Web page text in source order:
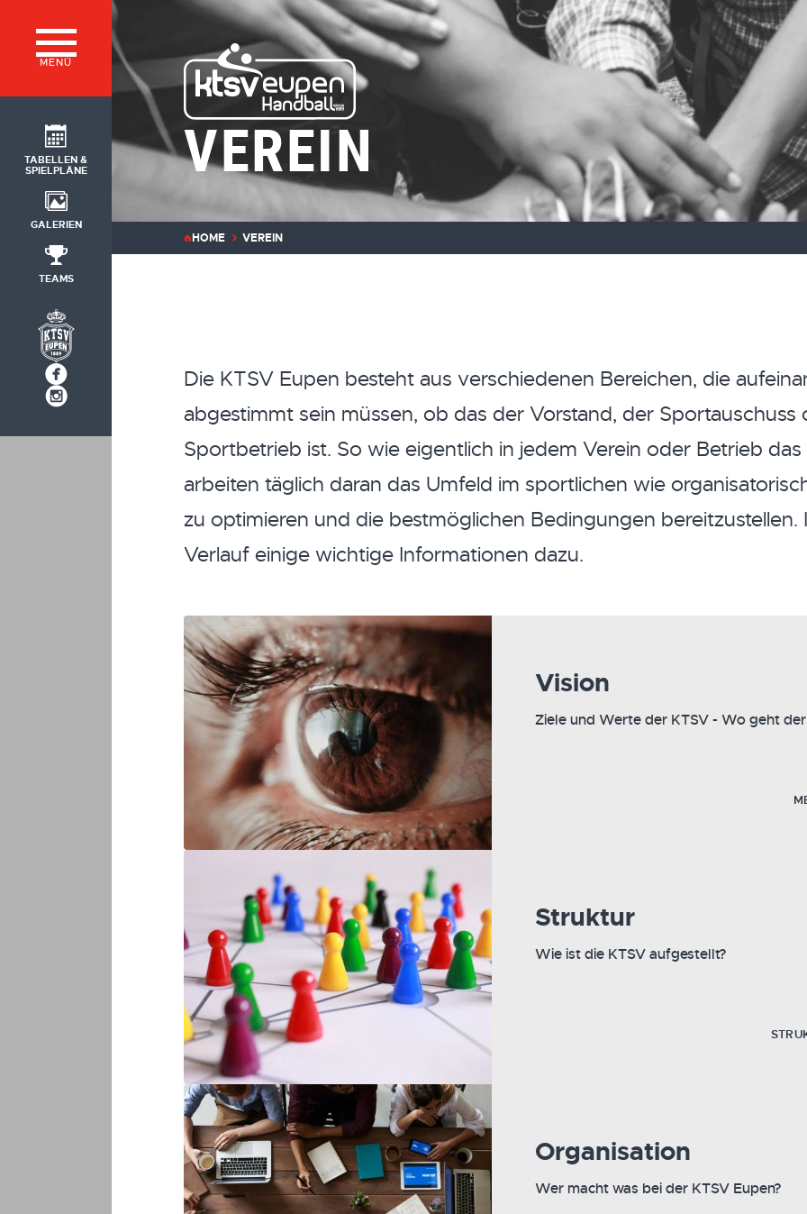
MENÜ
TABELLEN &
SPIELPLÄNE
GALERIEN
TEAMS
VEREIN
HOME VEREIN
Die KTSV Eupen besteht aus verschiedenen Bereichen, die
abgestimmt sein müssen, ob das der Vorstand, der Sportauschuss
Sportbetrieb ist. So wie eigentlich in jedem Verein oder Betrieb das
arbeiten täglich daran das Umfeld im sportlichen wie
zu optimieren und die bestmöglichen Bedingungen bereitzustellen.
Verlauf einige wichtige Informationen dazu.
Vision
Ziele und Werte der KTSV - Wo geht
Struktur
Wie ist die KTSV aufgestellt?
Organisation
Wer macht was bei der KTSV Eupen?